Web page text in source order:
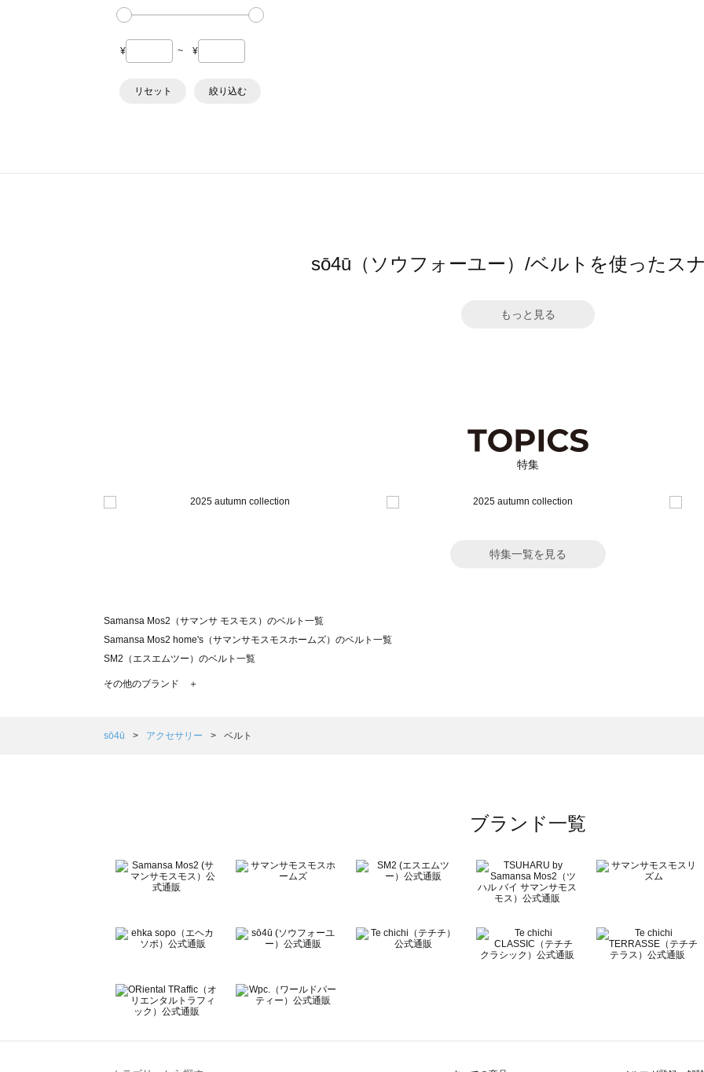
¥ ~ ¥
リセット 絞り込む
sō4ū（ソウフォーユー）/ベルトを使ったス
もっと見る
特集
特集一覧を見る
Samansa Mos2（サマンサ モスモス）のベルト一覧
Samansa Mos2 home's（サマンサモスモスホームズ）のベルト一覧
SM2（エスエムツー）のベルト一覧
TSUHARU by Samansa Mos2（ツハルバイサマンサモスモス）のベルト一覧
Samansa Mos2 Lagom（サマンサモスモス ラーゴム）のベルト一覧
BETTY'S BLUE（べティーズブルー）のベルト一覧
Wpc.（ワールドパーティー）のベルト一覧
その他のブランド ＋
sō4ū アクセサリー ベルト
ブランド一覧